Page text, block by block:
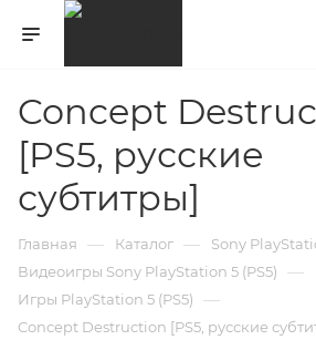
Concept
[PS5, русские
субтитры]
Главная — Каталог — Sony
Видеоигры Sony PlayStation 5 (PS5) —
Игры PlayStation 5 (PS5) —
Concept Destruction [PS5, русские